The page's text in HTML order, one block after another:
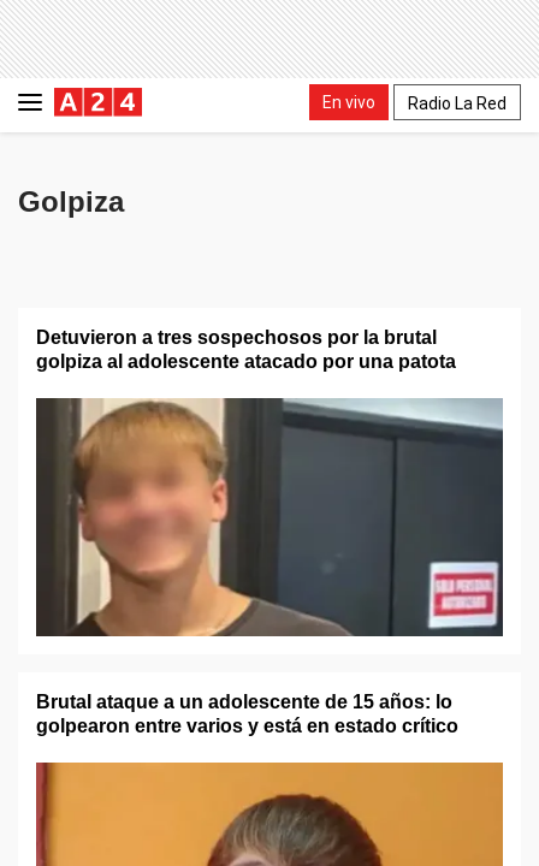
En vivo Radio La Red
Golpiza
Detuvieron a tres sospechosos por la brutal
golpiza al adolescente atacado por una patota
Brutal ataque a un adolescente de 15 años: lo
golpearon entre varios y está en estado crítico